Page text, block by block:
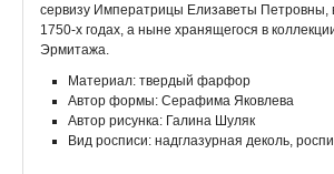
сервизу Императрицы Елизаветы Петровны,
1750-х годах, а ныне хранящегося в
Эрмитажа.
Материал: твердый фарфор
Автор формы: Серафима Яковлева
Автор рисунка: Галина Шуляк
Вид росписи: надглазурная деколь,